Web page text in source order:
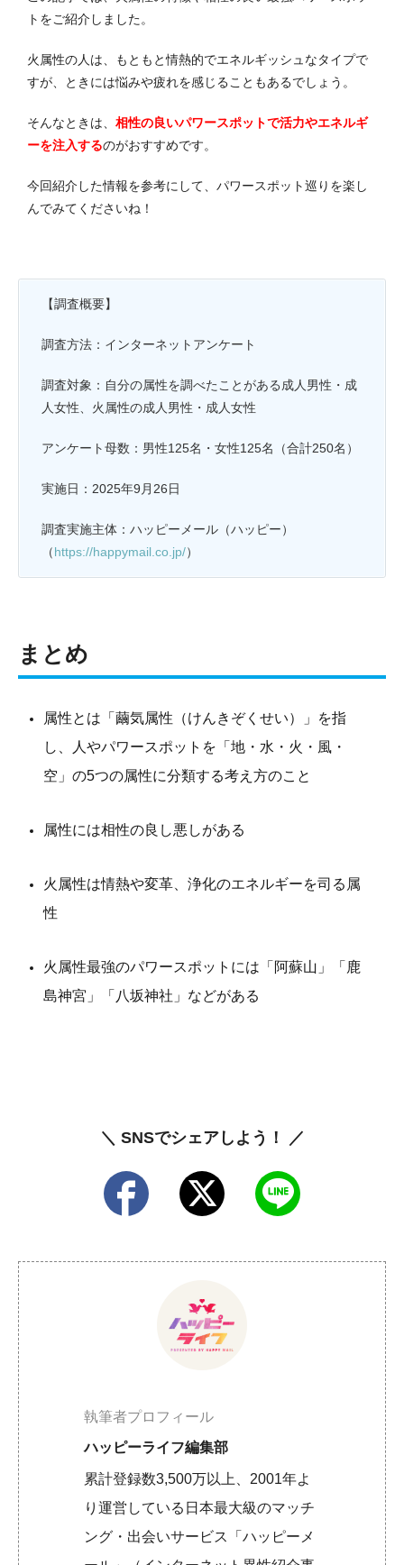
トをご紹介しました。
火属性の人は、もともと情熱的でエネルギッシュなタイプで
すが、ときには悩みや疲れを感じることもあるでしょう。
そんなときは、 相性の良いパワースポットで活力やエネルギ
ーを注入するのがおすすめです。
今回紹介した情報を参考にして、パワースポット巡りを楽し
んでみてくださいね！
【調査概要】
調査方法：インターネットアンケート
調査対象：自分の属性を調べたことがある成人男性・成
人女性、火属性の成人男性・成人女性
アンケート母数：男性125名・女性125名（合計250名）
実施日：2025年9月26日
調査実施主体：ハッピーメール（ハッピー）
（https://happymail.co.jp/）
まとめ
属性とは「繭気属性（けんきぞくせい）」を指
し、人やパワースポットを「地・水・火・風・
空」の5つの属性に分類する考え方のこと
属性には相性の良し悪しがある
火属性は情熱や変革、浄化のエネルギーを司る属
性
火属性最強のパワースポットには「阿蘇山」「鹿
島神宮」「八坂神社」などがある
＼ SNSでシェアしよう！ ／
執筆者プロフィール
ハッピーライフ編集部
累計登録数3,500万以上、2001年よ
り運営している日本最大級のマッチ
ング・出会いサービス「ハッピーメ